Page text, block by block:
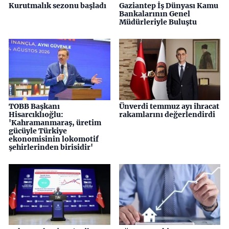
Kurutmalık sezonu başladı
Gaziantep İş Dünyası Kamu
Bankalarının Genel
Müdürleriyle Buluştu
TOBB Başkanı
Hisarcıklıoğlu:
'Kahramanmaraş, üretim
gücüyle Türkiye
ekonomisinin lokomotif
şehirlerinden birisidir'
Ünverdi temmuz ayı ihracat
rakamlarını değerlendirdi